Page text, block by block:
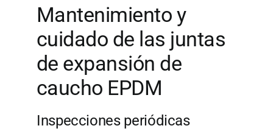
Mantenimiento y
cuidado de las juntas
de expansión de
caucho EPDM
Inspecciones periódicas